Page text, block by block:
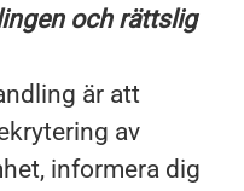
och rättslig
är att
av
informera dig